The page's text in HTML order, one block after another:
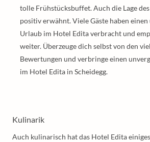
tolle Frühstücksbuffet. Auch die Lage
positiv erwähnt. Viele Gäste haben
Urlaub im Hotel Edita verbracht und
weiter. Überzeuge dich selbst von den
Bewertungen und verbringe einen
im Hotel Edita in Scheidegg.
Kulinarik
Auch kulinarisch hat das Hotel Edita